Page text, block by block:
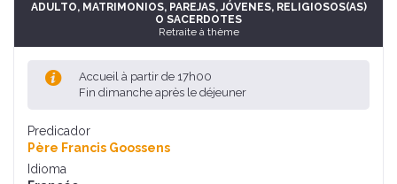
ADULTO, MATRIMONIOS, PAREJAS, JÓVENES, RELIGIOSOS(AS)
O SACERDOTES
Retraite à thème
Accueil à partir de 17h00
Fin dimanche après le déjeuner
Predicador
Père Francis Goossens
Idioma